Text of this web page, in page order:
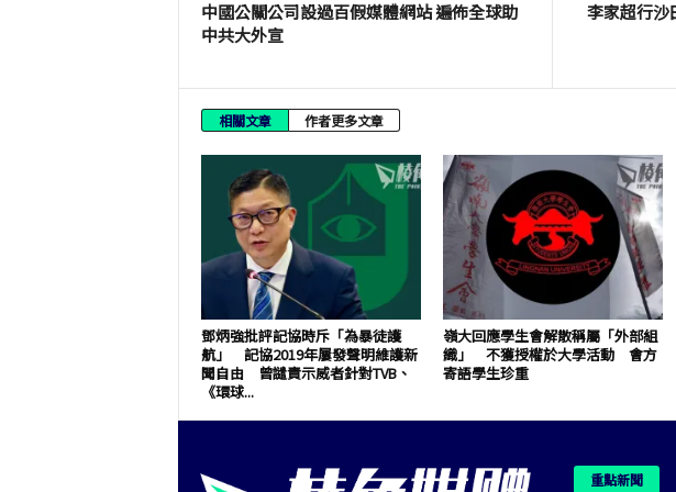
中國公關公司設過百假媒體網站 遍佈全球助
中共大外宣
李家超行沙
相關文章 作者更多文章
鄧炳強批評記協時斥「為暴徒護
航」 記協2019年屢發聲明維護新
聞自由 曾譴責示威者針對TVB、
《環球...
嶺大回應學生會解散稱屬「外部組
織」 不獲授權於大學活動 會方
寄語學生珍重
重點新聞